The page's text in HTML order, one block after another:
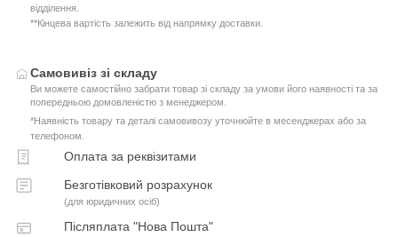
відділення.
**Кінцева вартість залежить від напрямку доставки.
Самовивіз зі складу
Ви можете самостійно забрати товар зі складу за умови його наявності та за
попередньою домовленістю з менеджером.
*Наявність товару та деталі самовивозу уточнюйте в месенджерах або за
телефоном.
Оплата за реквізитами
Безготівковий розрахунок
(для юридичних осіб)
Післяплата "Нова Пошта"